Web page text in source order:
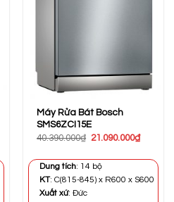
Máy Rửa Bát Bosch
SMS6ZCI15E
40.390.000₫ Giá
40.390.000₫.
21.090.000₫Giá
Dung tích: 14 bộ
KT: C(815-845) x R600 x S600
Xuất xứ: Đức